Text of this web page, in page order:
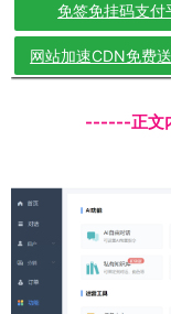
免签免挂码支付
网站加速CDN免费
------正文